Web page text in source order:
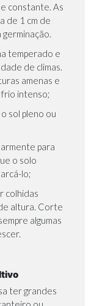
constante. As
de 1 cm de
temperado e
de climas.
amenas e
frio intenso;
sol pleno ou
para
o solo
lo;
colhidas
altura. Corte
algumas
ter grandes